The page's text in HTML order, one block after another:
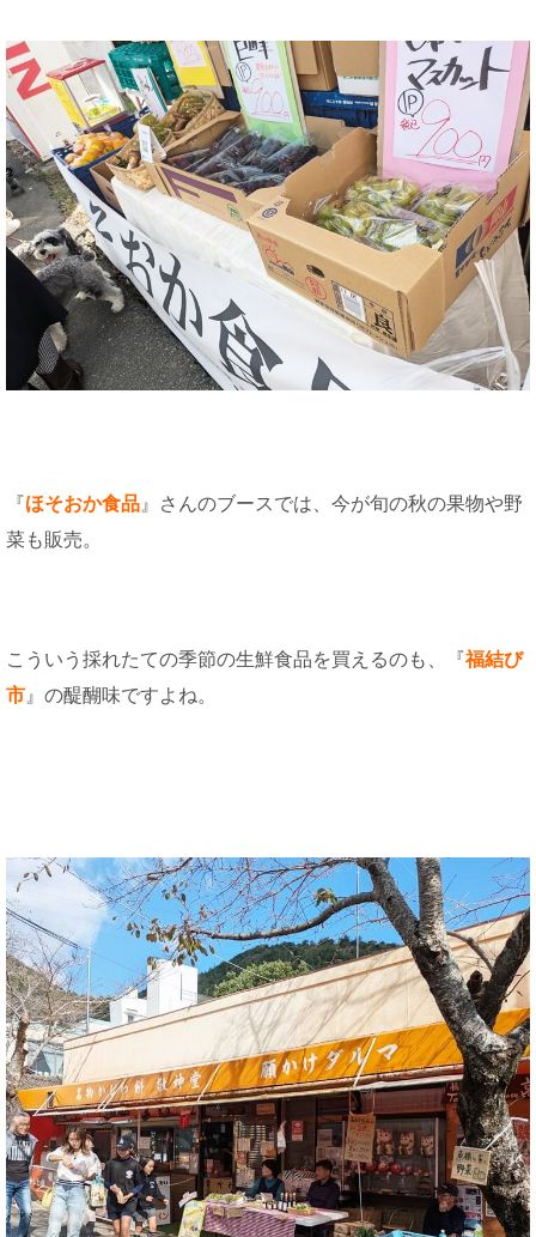
『ほそおか食品 』さんのブースでは、今が旬の秋の果物や野
菜も販売。
こういう採れたての季節の生鮮食品を買えるのも、『福結び
市 』の醍醐味ですよね。